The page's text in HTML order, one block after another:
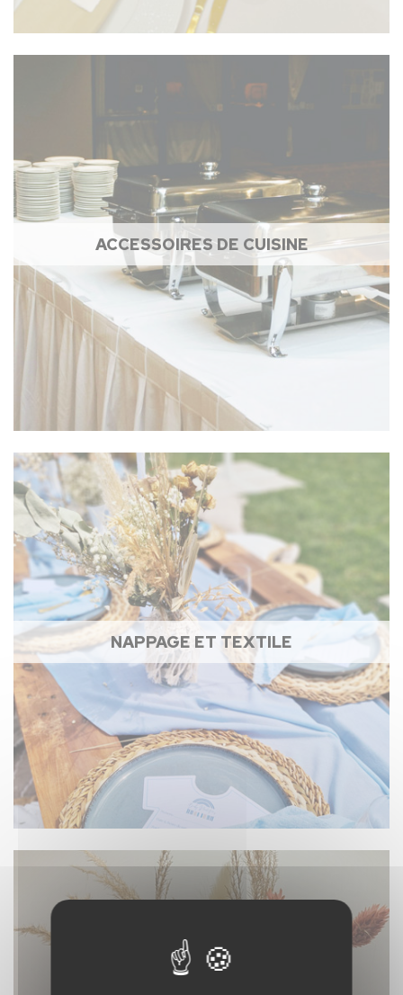
ACCESSOIRES DE CUISINE
NAPPAGE ET TEXTILE